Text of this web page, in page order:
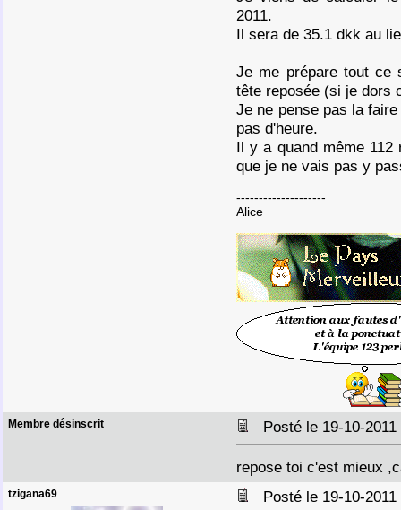
2011.
Il sera de 35.1 dkk au
Je me prépare tout ce
tête reposée (si je dors
Je ne pense pas la
pas d'heure.
Il y a quand même
que je ne vais pas y
--------------------
Alice
Membre désinscrit Posté le 19-10-
repose toi c'est mieux
tzigana69 Posté le 19-10-